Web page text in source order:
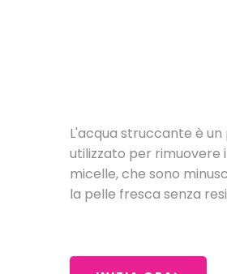
L'acqua struccante è
utilizzato per rimuovere
micelle, che sono
la pelle fresca senza